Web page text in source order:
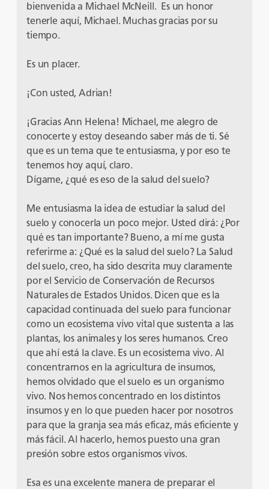
bienvenida a Michael McNeill. Es un honor
tenerle aquí, Michael. Muchas gracias por su
tiempo.
Es un placer.
¡Con usted, Adrian!
¡Gracias Ann Helena! Michael, me alegro de
conocerte y estoy deseando saber más de ti. Sé
que es un tema que te entusiasma, y por eso te
tenemos hoy aquí, claro.
Dígame, ¿qué es eso de la salud del suelo?
Me entusiasma la idea de estudiar la salud del
suelo y conocerla un poco mejor. Usted dirá: ¿Por
qué es tan importante? Bueno, a mí me gusta
referirme a: ¿Qué es la salud del suelo? La Salud
del suelo, creo, ha sido descrita muy claramente
por el Servicio de Conservación de Recursos
Naturales de Estados Unidos. Dicen que es la
capacidad continuada del suelo para funcionar
como un ecosistema vivo vital que sustenta a las
plantas, los animales y los seres humanos. Creo
que ahí está la clave. Es un ecosistema vivo. Al
concentrarnos en la agricultura de insumos,
hemos olvidado que el suelo es un organismo
vivo. Nos hemos concentrado en los distintos
insumos y en lo que pueden hacer por nosotros
para que la granja sea más eficaz, más eficiente y
más fácil. Al hacerlo, hemos puesto una gran
presión sobre estos organismos vivos.
Esa es una excelente manera de preparar el